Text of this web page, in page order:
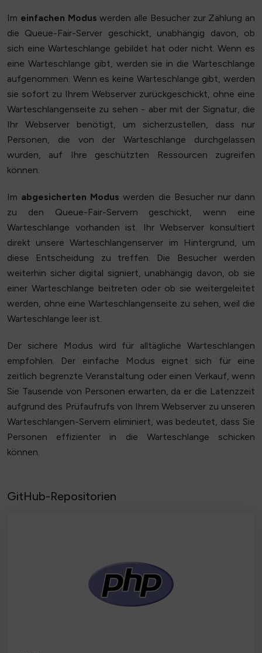
Im einfachen Modus werden alle Besucher zur Zählung an
die Queue-Fair-Server geschickt, unabhängig davon, ob
sich eine Warteschlange gebildet hat oder nicht. Wenn es
eine Warteschlange gibt, werden sie in die Warteschlange
aufgenommen. Wenn es keine Warteschlange gibt, werden
sie sofort zu Ihrem Webserver zurückgeschickt, ohne eine
Warteschlangenseite zu sehen - aber mit der Signatur, die
Ihr Webserver benötigt, um sicherzustellen, dass nur
Personen, die von der Warteschlange durchgelassen
wurden, auf Ihre geschützten Ressourcen zugreifen
können.
Im abgesicherten Modus werden die Besucher nur dann
zu den Queue-Fair-Servern geschickt, wenn eine
Warteschlange vorhanden ist. Ihr Webserver konsultiert
direkt unsere Warteschlangenserver im Hintergrund, um
diese Entscheidung zu treffen. Die Besucher werden
weiterhin sicher digital signiert, unabhängig davon, ob sie
einer Warteschlange beitreten oder ob sie weitergeleitet
werden, ohne eine Warteschlangenseite zu sehen, weil die
Warteschlange leer ist.
Der sichere Modus wird für alltägliche Warteschlangen
empfohlen. Der einfache Modus eignet sich für eine
zeitlich begrenzte Veranstaltung oder einen Verkauf, wenn
Sie Tausende von Personen erwarten, da er die Latenzzeit
aufgrund des Prüfaufrufs von Ihrem Webserver zu unseren
Warteschlangen-Servern eliminiert, was bedeutet, dass Sie
Personen effizienter in die Warteschlange schicken
können.
GitHub-Repositorien